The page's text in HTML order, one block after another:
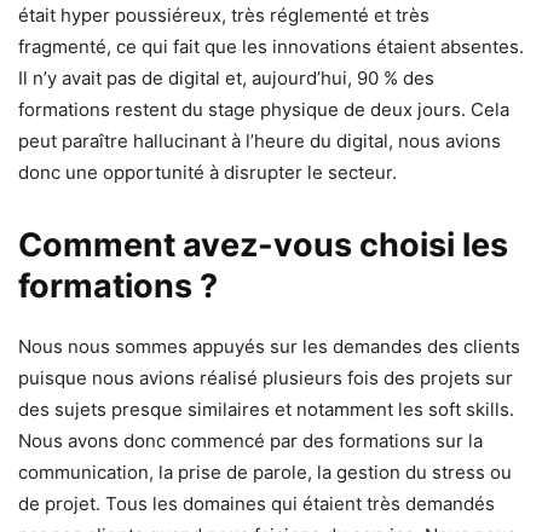
était hyper poussiéreux, très réglementé et très
fragmenté, ce qui fait que les innovations étaient absentes.
Il n’y avait pas de digital et, aujourd’hui, 90 % des
formations restent du stage physique de deux jours. Cela
peut paraître hallucinant à l’heure du digital, nous avions
donc une opportunité à disrupter le secteur.
Comment avez-vous choisi les
formations ?
Nous nous sommes appuyés sur les demandes des clients
puisque nous avions réalisé plusieurs fois des projets sur
des sujets presque similaires et notamment les soft skills.
Nous avons donc commencé par des formations sur la
communication, la prise de parole, la gestion du stress ou
de projet. Tous les domaines qui étaient très demandés